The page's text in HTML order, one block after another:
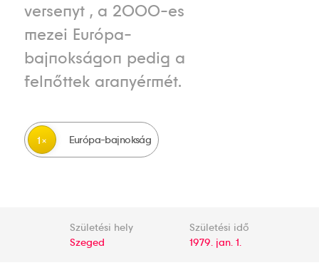
versenyt , a 2000-es
mezei Európa-
bajnokságon pedig a
felnőttek aranyérmét.
1 Európa-bajnokság
Születési hely
Szeged
Születési idő
1979. jan. 1.